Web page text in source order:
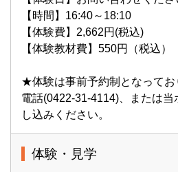
【時間】16:40～18:10
【体験費】2,662円(税込)
【体験教材費】550円（税込）
★体験は事前予約制となってお
電話(0422-31-4114)、または当
し込みください。
体験・見学